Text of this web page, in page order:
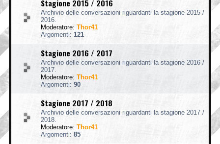
Stagione 2015 / 2016
Archivio delle conversazioni riguardanti la stagione 2015 /
2016.
Moderatore: Thor41
Argomenti: 121
Stagione 2016 / 2017
Archivio delle conversazioni riguardanti la stagione 2016 /
2017.
Moderatore: Thor41
Argomenti: 90
Stagione 2017 / 2018
Archivio delle conversazioni riguardanti la stagione 2017 /
2018.
Moderatore: Thor41
Argomenti: 85